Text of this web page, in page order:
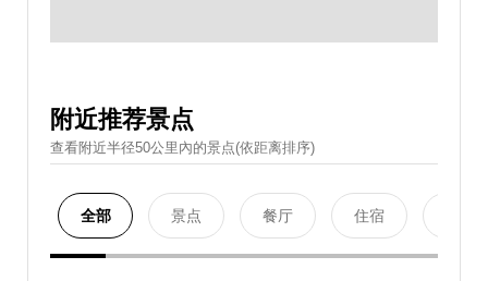
附近推荐景点
查看附近半径50公里內的景点(依距离排序)
全部 景点 餐厅 住宿